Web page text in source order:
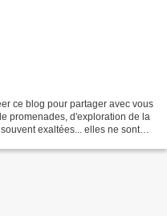
ce blog pour partager avec vous
promenades, d'exploration de la
exaltées... elles ne sont